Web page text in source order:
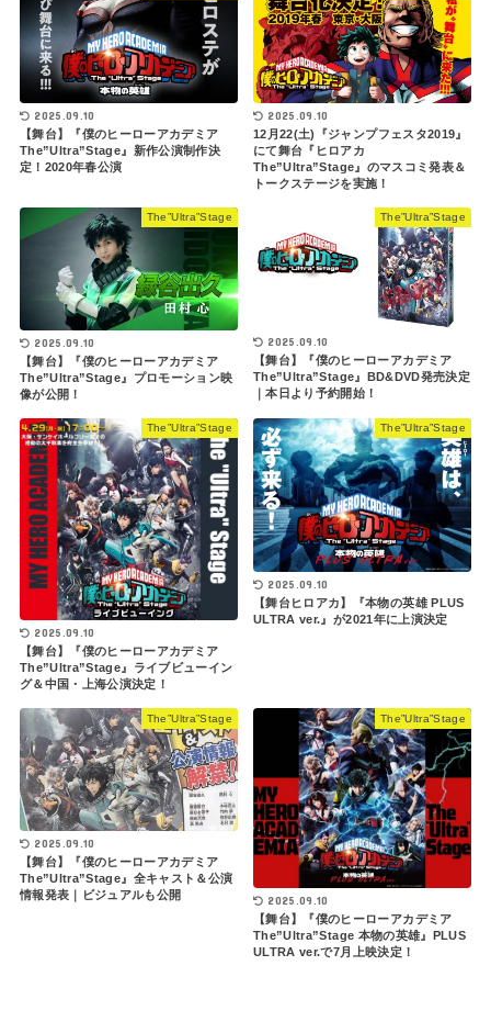
2025.09.10
【舞台】『僕のヒーローアカデミア
The”Ultra”Stage』新作公演制作決
定！2020年春公演
2025.09.10
12月22(土)『ジャンプフェスタ2019』
にて舞台『ヒロアカ
The”Ultra”Stage』のマスコミ発表＆
トークステージを実施！
The”Ultra”Stage
2025.09.10
【舞台】『僕のヒーローアカデミア
The”Ultra”Stage』プロモーション映
像が公開！
The”Ultra”Stage
2025.09.10
【舞台】『僕のヒーローアカデミア
The”Ultra”Stage』BD&DVD発売決定
｜本日より予約開始！
The”Ultra”Stage
2025.09.10
【舞台】『僕のヒーローアカデミア
The”Ultra”Stage』ライブビューイン
グ＆中国・上海公演決定！
The”Ultra”Stage
2025.09.10
【舞台ヒロアカ】『本物の英雄 PLUS
ULTRA ver.』が2021年に上演決定
The”Ultra”Stage
2025.09.10
【舞台】『僕のヒーローアカデミア
The”Ultra”Stage』全キャスト＆公演
情報発表｜ビジュアルも公開
The”Ultra”Stage
2025.09.10
【舞台】『僕のヒーローアカデミア
The”Ultra”Stage 本物の英雄』PLUS
ULTRA ver.で7月上映決定！